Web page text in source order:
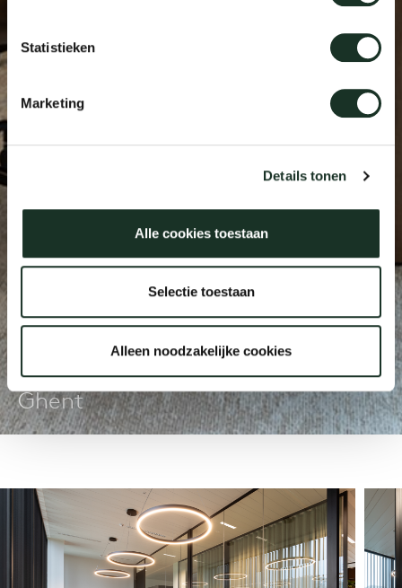
Statistieken
Marketing
Details tonen
Alle cookies toestaan
Selectie toestaan
Alleen noodzakelijke cookies
VMRE
Ghent